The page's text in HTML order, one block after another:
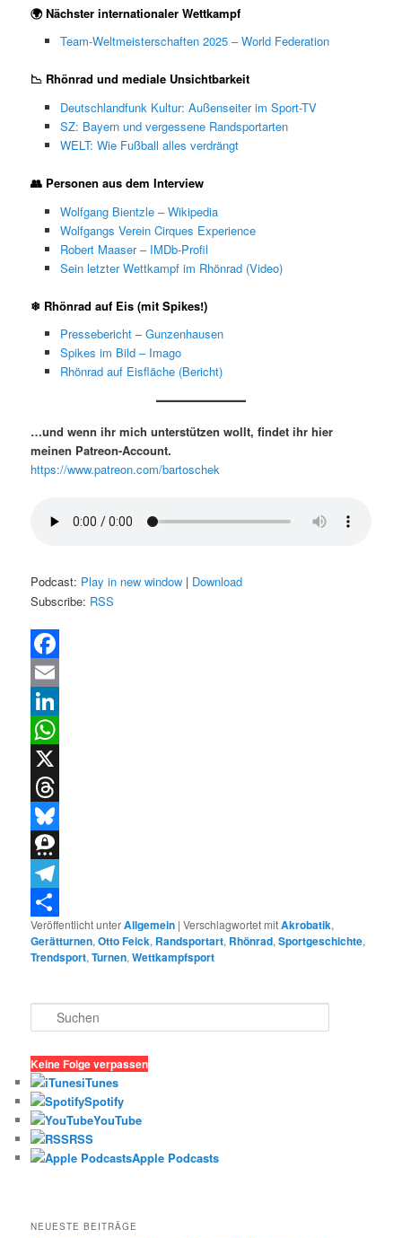
🌍 Nächster internationaler Wettkampf
Team-Weltmeisterschaften 2025 – World Federation
📉 Rhönrad und mediale Unsichtbarkeit
Deutschlandfunk Kultur: Außenseiter im Sport-TV
SZ: Bayern und vergessene Randsportarten
WELT: Wie Fußball alles verdrängt
👥 Personen aus dem Interview
Wolfgang Bientzle – Wikipedia
Wolfgangs Verein Cirques Experience
Robert Maaser – IMDb-Profil
Sein letzter Wettkampf im Rhönrad (Video)
❄ Rhönrad auf Eis (mit Spikes!)
Pressebericht – Gunzenhausen
Spikes im Bild – Imago
Rhönrad auf Eisfläche (Bericht)
…und wenn ihr mich unterstützen wollt, findet ihr hier
meinen Patreon-Account.
https://www.patreon.com/bartoschek
Podcast: Play in new window | Download
Subscribe: RSS
Facebook
Email
LinkedIn
WhatsApp
X
Threads
Bluesky
Threema
Telegram
Teilen
Veröffentlicht unterAllgemein |Verschlagwortet mitAkrobatik,
Gerätturnen,Otto Feick, Randsportart, Rhönrad,Sportgeschichte,
Trendsport,Turnen,Wettkampfsport
u
h
e
n
Keine Folge verpassen
iTunes
Spotify
YouTube
RSS
Apple Podcasts
NEUESTE BEITRÄGE